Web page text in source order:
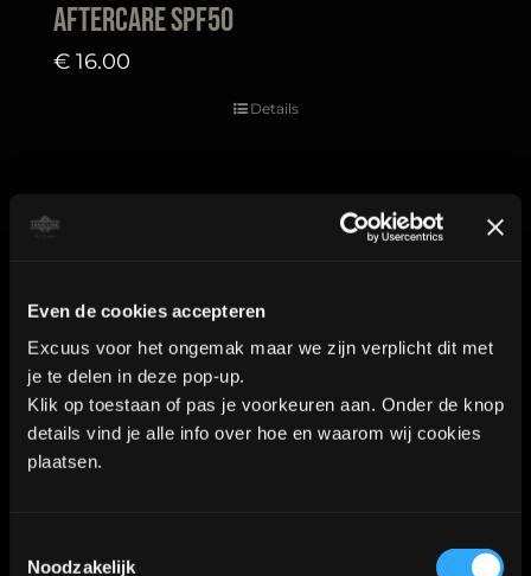
Even de cookies accepteren
Excuus voor het ongemak maar we zijn verplicht dit met
je te delen in deze pop-up.
Klik op toestaan of pas je voorkeuren aan. Onder de knop
details vind je alle info over hoe en waarom wij cookies
plaatsen.
Noodzakelijk
aftercare SPF50
€ 16.00
Details
Contact
Industrieweg 8a2
2712LB Zoetermeer